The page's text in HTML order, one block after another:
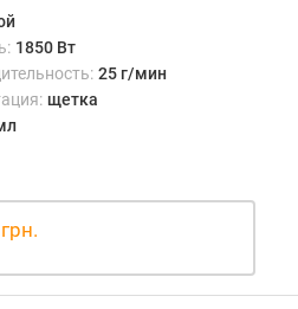
1850 Вт
25 г/мин
щетка
грн.